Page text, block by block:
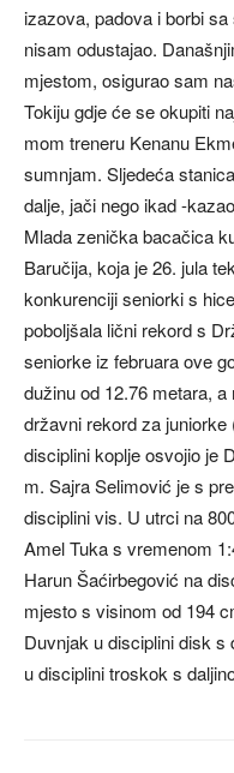
izazova, padova i borbi
nisam odustajao.
mjestom, osigurao sam
Tokiju gdje će se okupiti
mom treneru Kenanu
sumnjam. Sljedeća
dalje, jači nego ikad -
Mlada zenička bacačica
Baručija, koja je 26. jula
konkurenciji seniorki s
poboljšala lični rekord s
seniorke iz februara ove
dužinu od 12.76 metara,
državni rekord za
disciplini koplje osvojio je
m. Sajra Selimović je s
disciplini vis. U utrci na
Amel Tuka s vremenom
Harun Šaćirbegović na
mjesto s visinom od 194
Duvnjak u disciplini disk s
u disciplini troskok s